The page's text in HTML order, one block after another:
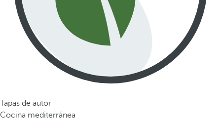
Tapas de autor
Cocina mediterránea